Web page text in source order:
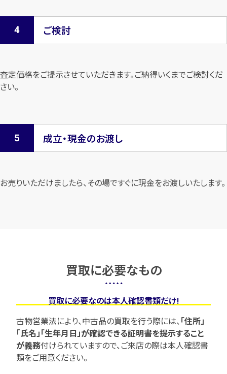
ご検討
査定価格をご提示させていただきます。ご納得いくまでご検討くだ
さい。
成立・現金のお渡し
お売りいただけましたら、その場ですぐに現金をお渡しいたします。
買取に必要なもの
買取に必要なのは本人確認書類だけ!
古物営業法により、中古品の買取を行う際には、 「住所」
「氏名」「生年月日」が確認できる証明書を提示すること
が義務付けられていますので、 ご来店の際は本人確認書
類をご用意ください。